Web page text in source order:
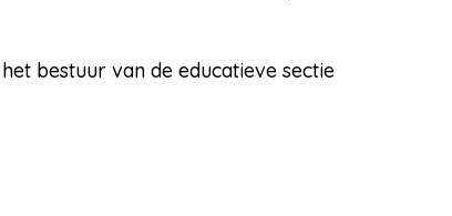
bestuur van de educatieve sectie